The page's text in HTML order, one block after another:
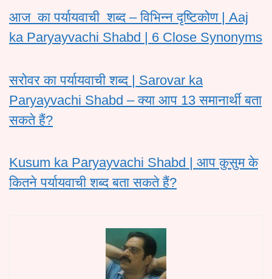
आज का पर्यायवाची शब्द – विभिन्न दृष्टिकोण | Aaj
ka Paryayvachi Shabd | 6 Close Synonyms
सरोवर का पर्यायवाची शब्द | Sarovar ka
Paryayvachi Shabd – क्या आप 13 समानार्थी बता
सकते हैं?
Kusum ka Paryayvachi Shabd | आप कुसुम के
कितने पर्यायवाची शब्द बता सकते हैं?